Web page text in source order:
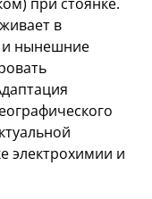
в
и нынешние
электрохимии и